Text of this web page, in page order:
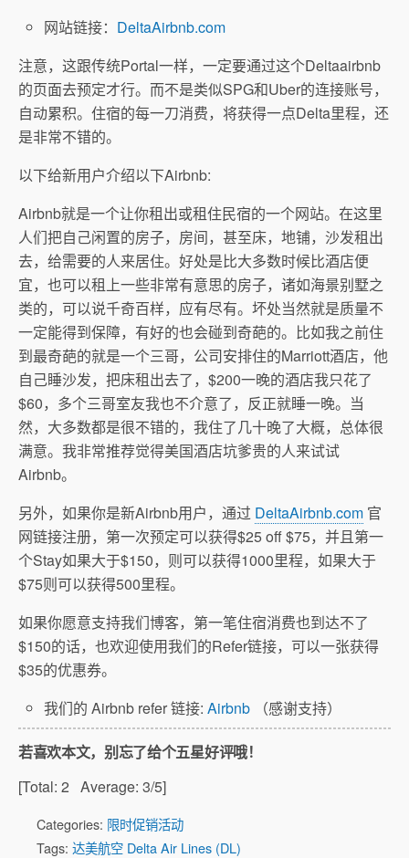
网站链接： DeltaAirbnb.com
注意，这跟传统Portal一样，一定要通过这个Deltaairbnb
的页面去预定才行。而不是类似SPG和Uber的连接账号，
自动累积。住宿的每一刀消费，将获得一点Delta里程，还
是非常不错的。
以下给新用户介绍以下Airbnb:
Airbnb就是一个让你租出或租住民宿的一个网站。在这里
人们把自己闲置的房子，房间，甚至床，地铺，沙发租出
去，给需要的人来居住。好处是比大多数时候比酒店便
宜，也可以租上一些非常有意思的房子，诸如海景别墅之
类的，可以说千奇百样，应有尽有。坏处当然就是质量不
一定能得到保障，有好的也会碰到奇葩的。比如我之前住
到最奇葩的就是一个三哥，公司安排住的Marriott酒店，他
自己睡沙发，把床租出去了，$200一晚的酒店我只花了
$60，多个三哥室友我也不介意了，反正就睡一晚。当
然，大多数都是很不错的，我住了几十晚了大概，总体很
满意。我非常推荐觉得美国酒店坑爹贵的人来试试
Airbnb。
另外，如果你是新Airbnb用户，通过 DeltaAirbnb.com 官
网链接注册，第一次预定可以获得$25 off $75，并且第一
个Stay如果大于$150，则可以获得1000里程，如果大于
$75则可以获得500里程。
如果你愿意支持我们博客，第一笔住宿消费也到达不了
$150的话，也欢迎使用我们的Refer链接，可以一张获得
$35的优惠券。
我们的 Airbnb refer 链接:Airbnb （感谢支持）
若喜欢本文，别忘了给个五星好评哦！
[Total: 2 Average: 3/5]
Categories: 限时促销活动
Tags: 达美航空 Delta Air Lines (DL)